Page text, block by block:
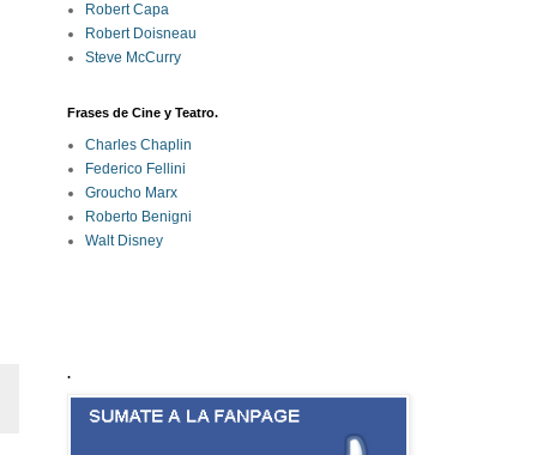
Robert Capa
Robert Doisneau
Steve McCurry
Frases de Cine y Teatro.
Charles Chaplin
Federico Fellini
Groucho Marx
Roberto Benigni
Walt Disney
.